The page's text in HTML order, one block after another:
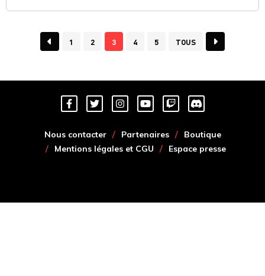
1 2 3 4 5 TOUS
Nous contacter Partenaires
Boutique
Mentions légales et CGU
Espace presse